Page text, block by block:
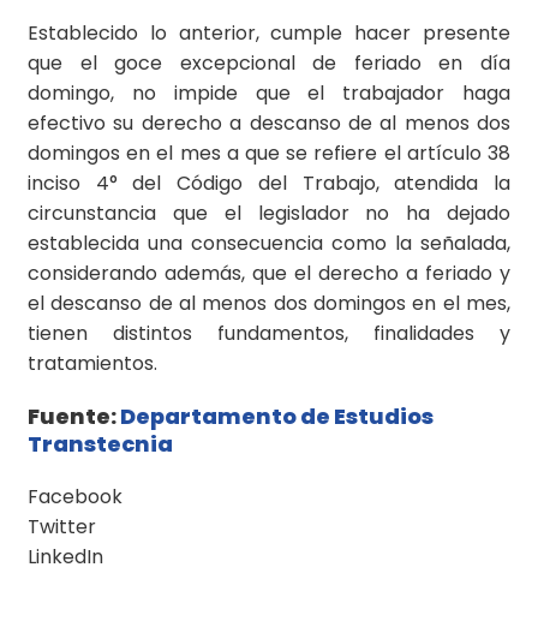
Establecido lo anterior, cumple hacer presente
que el goce excepcional de feriado en día
domingo, no impide que el trabajador haga
efectivo su derecho a descanso de al menos dos
domingos en el mes a que se refiere el artículo 38
inciso 4° del Código del Trabajo, atendida la
circunstancia que el legislador no ha dejado
establecida una consecuencia como la señalada,
considerando además, que el derecho a feriado y
el descanso de al menos dos domingos en el mes,
tienen distintos fundamentos, finalidades y
tratamientos.
Fuente:Departamento de Estudios
Transtecnia
Facebook
Twitter
LinkedIn